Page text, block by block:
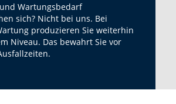
Wartungsbedarf
sich? Nicht bei uns. Bei
produzieren Sie weiterhin
Niveau. Das bewahrt Sie vor